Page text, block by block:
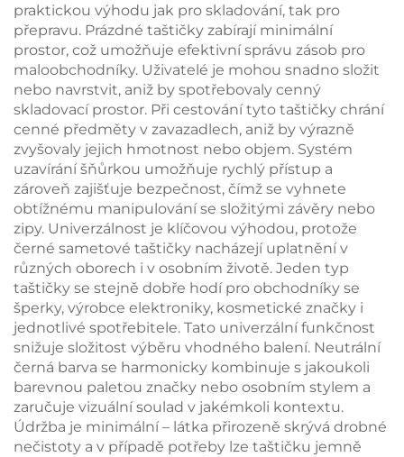
praktickou výhodu jak pro skladování, tak pro
přepravu. Prázdné taštičky zabírají minimální
prostor, což umožňuje efektivní správu zásob pro
maloobchodníky. Uživatelé je mohou snadno složit
nebo navrstvit, aniž by spotřebovaly cenný
skladovací prostor. Při cestování tyto taštičky chrání
cenné předměty v zavazadlech, aniž by výrazně
zvyšovaly jejich hmotnost nebo objem. Systém
uzavírání šňůrkou umožňuje rychlý přístup a
zároveň zajišťuje bezpečnost, čímž se vyhnete
obtížnému manipulování se složitými závěry nebo
zipy. Univerzálnost je klíčovou výhodou, protože
černé sametové taštičky nacházejí uplatnění v
různých oborech i v osobním životě. Jeden typ
taštičky se stejně dobře hodí pro obchodníky se
šperky, výrobce elektroniky, kosmetické značky i
jednotlivé spotřebitele. Tato univerzální funkčnost
snižuje složitost výběru vhodného balení. Neutrální
černá barva se harmonicky kombinuje s jakoukoli
barevnou paletou značky nebo osobním stylem a
zaručuje vizuální soulad v jakémkoli kontextu.
Údržba je minimální – látka přirozeně skrývá drobné
nečistoty a v případě potřeby lze taštičku jemně